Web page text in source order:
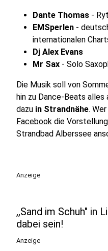
Dante Thomas -
EMSperlen -
internationalen
Dj Alex Evans
Mr Sax - Solo
Die Musik soll von
hin zu Dance-Beats alles
dazu in Strandnähe.
Facebook die
Strandbad Alberssee
Anzeige
,,Sand im Schuh" in
dabei sein!
Anzeige